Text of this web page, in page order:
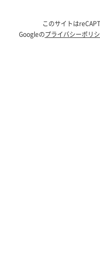
このサイトは
Googleのプライバシーポリ